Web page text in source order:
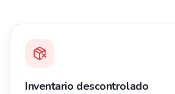
Inventario descontrolado